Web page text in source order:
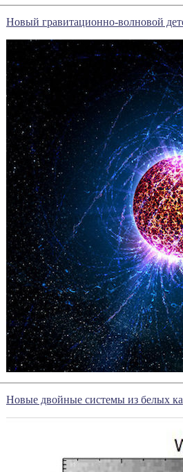
Новый гравитационно-волновой
Новые двойные системы из белых